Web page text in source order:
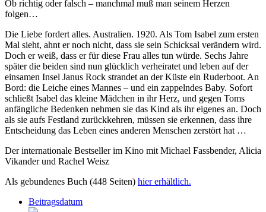
Ob richtig oder falsch – manchmal muß man seinem Herzen
folgen…
Die Liebe fordert alles. Australien. 1920. Als Tom Isabel zum ersten
Mal sieht, ahnt er noch nicht, dass sie sein Schicksal verändern wird.
Doch er weiß, dass er für diese Frau alles tun würde. Sechs Jahre
später die beiden sind nun glücklich verheiratet und leben auf der
einsamen Insel Janus Rock strandet an der Küste ein Ruderboot. An
Bord: die Leiche eines Mannes – und ein zappelndes Baby. Sofort
schließt Isabel das kleine Mädchen in ihr Herz, und gegen Toms
anfängliche Bedenken nehmen sie das Kind als ihr eigenes an. Doch
als sie aufs Festland zurückkehren, müssen sie erkennen, dass ihre
Entscheidung das Leben eines anderen Menschen zerstört hat …
Der internationale Bestseller im Kino mit Michael Fassbender, Alicia
Vikander und Rachel Weisz
Als gebundenes Buch (448 Seiten) hier erhältlich.
Beitragsdatum